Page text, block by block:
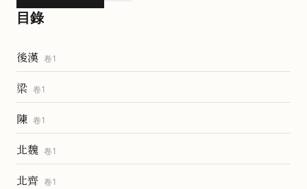
目錄
後漢 卷1
梁 卷1
陳 卷1
北魏 卷1
北齊 卷1